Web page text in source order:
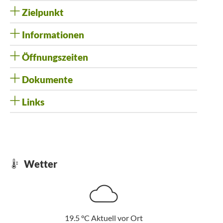
Zielpunkt
Informationen
Öffnungszeiten
Dokumente
Links
Wetter
19.5°C Aktuell vor Ort